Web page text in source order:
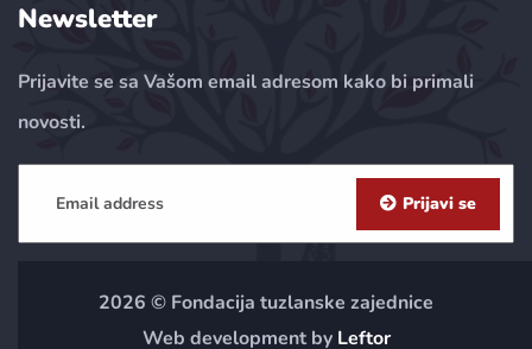
Newsletter
Prijavite se sa Vašom email adresom kako bi primali
novosti.
Prijavi se
2026 © Fondacija tuzlanske zajednice
Web development by Leftor